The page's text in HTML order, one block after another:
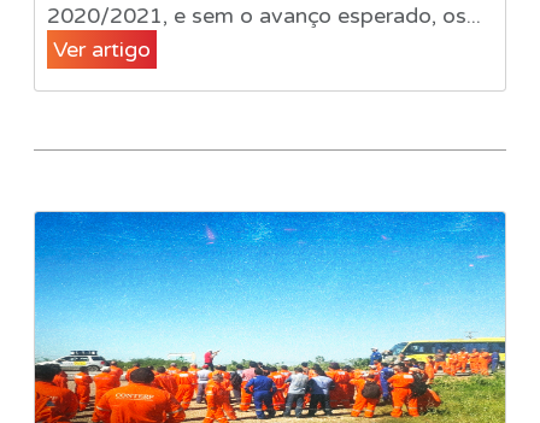
2020/2021, e sem o avanço esperado, os...
Ver artigo